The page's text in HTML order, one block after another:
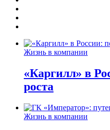
Жизнь в компании
«Каргилл» в
роста
Жизнь в компании